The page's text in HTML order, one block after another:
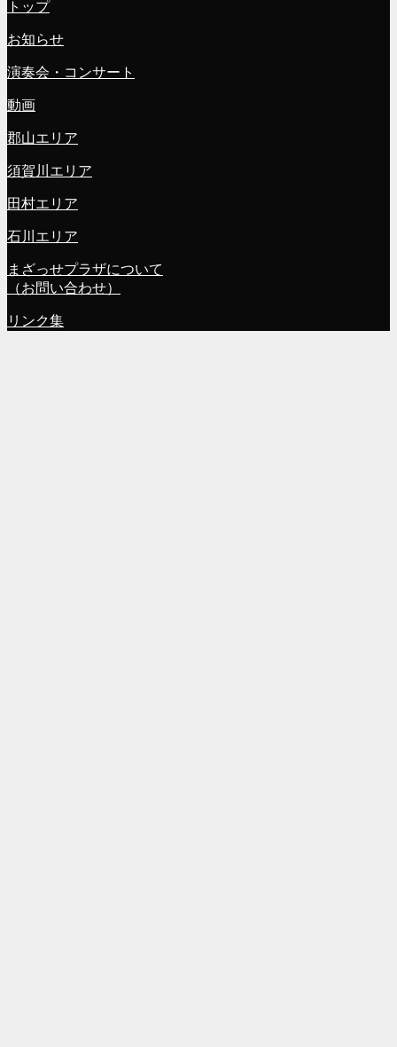
トップ
お知らせ
演奏会・コンサート
動画
郡山エリア
須賀川エリア
田村エリア
石川エリア
まざっせプラザについて
（お問い合わせ）
リンク集